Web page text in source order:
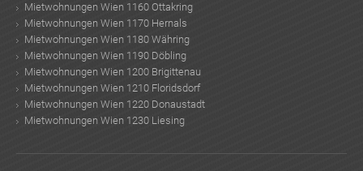
Mietwohnungen Wien 1160 Ottakring
Mietwohnungen Wien 1170 Hernals
Mietwohnungen Wien 1180 Währing
Mietwohnungen Wien 1190 Döbling
Mietwohnungen Wien 1200 Brigittenau
Mietwohnungen Wien 1210 Floridsdorf
Mietwohnungen Wien 1220 Donaustadt
Mietwohnungen Wien 1230 Liesing